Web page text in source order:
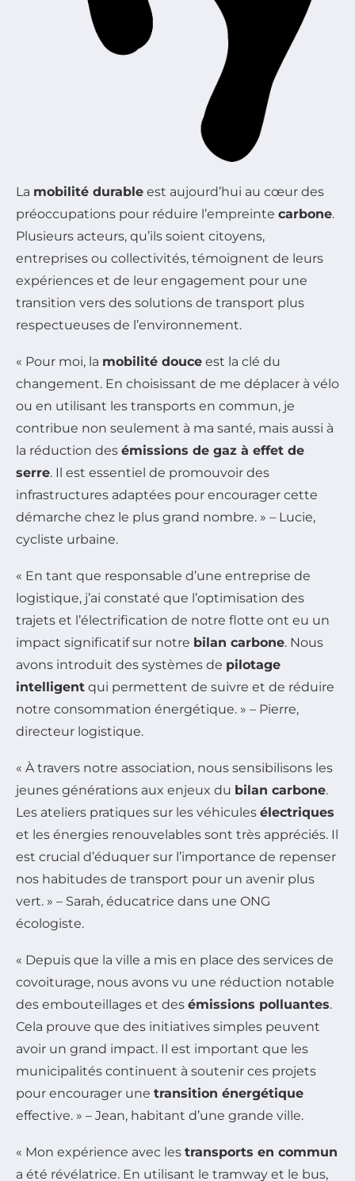
La mobilité durable est aujourd’hui au cœur des
préoccupations pour réduire l’empreinte carbone.
Plusieurs acteurs, qu’ils soient citoyens,
entreprises ou collectivités, témoignent de leurs
expériences et de leur engagement pour une
transition vers des solutions de transport plus
respectueuses de l’environnement.
« Pour moi, la mobilité douce est la clé du
changement. En choisissant de me déplacer à vélo
ou en utilisant les transports en commun, je
contribue non seulement à ma santé, mais aussi à
la réduction des émissions de gaz à effet de
serre. Il est essentiel de promouvoir des
infrastructures adaptées pour encourager cette
démarche chez le plus grand nombre. » – Lucie,
cycliste urbaine.
« En tant que responsable d’une entreprise de
logistique, j’ai constaté que l’optimisation des
trajets et l’électrification de notre flotte ont eu un
impact significatif sur notre bilan carbone. Nous
avons introduit des systèmes de pilotage
intelligent qui permettent de suivre et de réduire
notre consommation énergétique. » – Pierre,
directeur logistique.
« À travers notre association, nous sensibilisons les
jeunes générations aux enjeux du bilan carbone.
Les ateliers pratiques sur les véhicules électriques
et les énergies renouvelables sont très appréciés. Il
est crucial d’éduquer sur l’importance de repenser
nos habitudes de transport pour un avenir plus
vert. » – Sarah, éducatrice dans une ONG
écologiste.
« Depuis que la ville a mis en place des services de
covoiturage, nous avons vu une réduction notable
des embouteillages et des émissions polluantes.
Cela prouve que des initiatives simples peuvent
avoir un grand impact. Il est important que les
municipalités continuent à soutenir ces projets
pour encourager une transition énergétique
effective. » – Jean, habitant d’une grande ville.
« Mon expérience avec les transports en commun
a été révélatrice. En utilisant le tramway et le bus,